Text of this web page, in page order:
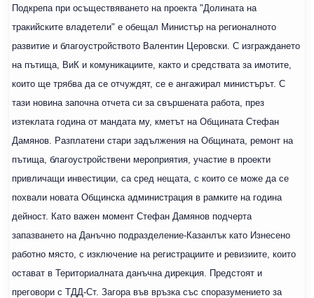
Подкрепа при осъществяването на проекта "Долината на
тракийските владетели" е обещал Министър на регионалното
развитие и благоустройството Валентин Церовски. С изграждането
на пътища, ВиК и комуникациите, както и средствата за имотите,
които ще трябва да се отчуждят, се е ангажирал министърът. С
тази новина започна отчета си за свършената работа, през
изтеклата година от мандата му, кметът на Общината Стефан
Дамянов. Разплатени стари задължения на Общината, ремонт на
пътища, благоустройствени мероприятия, участие в проекти
привличащи инвестиции, са сред нещата, с които се може да се
похвали новата Общинска администрация в рамките на година
дейност. Като важен момент Стефан Дамянов подчерта
запазването на Данъчно подразделение-Казанлък като Изнесено
работно място, с изключение на регистрациите и ревизиите, които
остават в Териториалната данъчна дирекция. Предстоят и
преговори с ТДД-Ст. Загора във връзка със споразумението за